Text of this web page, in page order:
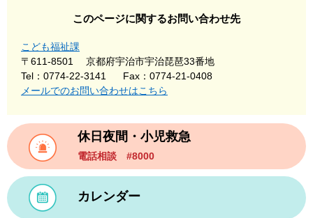
このページに関するお問い合わせ先
こども福祉課
〒611-8501
京都府宇治市宇治琵琶33番地
Tel：0774-22-3141
Fax：0774-21-0408
メールでのお問い合わせはこちら
休日夜間・小児救急
電話相談 #8000
カレンダー